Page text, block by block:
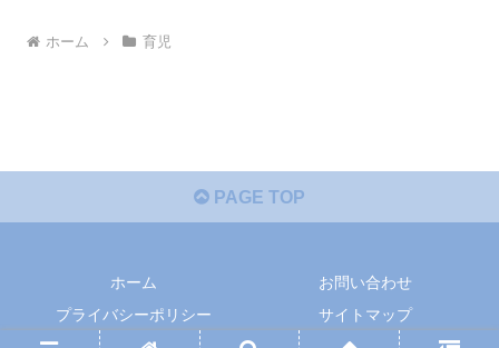
ホーム 育児
PAGE TOP
ホーム
お問い合わせ
プライバシーポリシー
サイトマップ